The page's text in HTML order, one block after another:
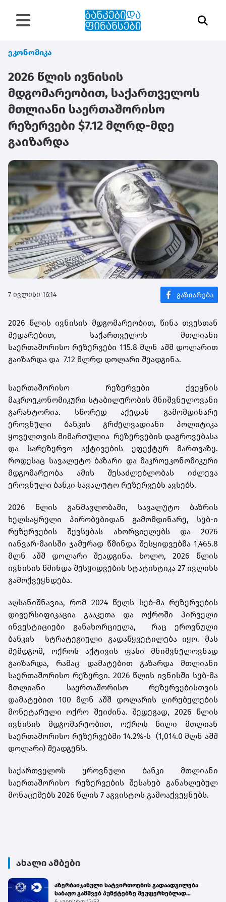
ეკონომიკა
2026 წლის ივნისის
მდგომარეობით, საქართველოს
მთლიანი საერთაშორისო
რეზერვები $7.12 მლრდ-მდე
გაიზარდა
7 ივლისი 16:14
2026 წლის ივნისის მდგომარეობით, წინა თვესთან
შედარებით, საქართველოს მთლიანი
საერთაშორისო რეზერვები 115.8 მლნ აშშ დოლარით
გაიზარდა და 7.12 მლრდ დოლარი შეადგინა.
საერთაშორისო რეზერვები ქვეყნის
მაკროეკონომიკური სტაბილურობის მნიშვნელოვანი
გარანტორია. სწორედ აქედან გამომდინარე
ეროვნული ბანკის გრძელვადიანი პოლიტიკა
ყოველთვის მიმართულია რეზერვების დაგროვებასა
და სარეზერვო აქტივების ეფექტურ მართვაზე.
როდესაც სავალუტო ბაზარი და მაკროეკონომიკური
მდგომარეობა ამის შესაძლებლობას იძლევა
ეროვნული ბანკი სავალუტო რეზერვებს ავსებს.
2026 წლის განმავლობაში, სავალუტო ბაზრის
ხელსაყრელი პირობებიდან გამომდინარე, სებ-ი
რეზერვების შევსებას ახორციელებს და 2026
იანვარ-მაისში ჯამურად წმინდა შესყიდვებმა 1,465.8
მლნ აშშ დოლარი შეადგინა. ხოლო, 2026 წლის
ივნისის წმინდა შესყიდვების სტატისტიკა 27 ივლისს
გამოქვეყნდება.
აღსანიშნავია, რომ 2024 წელს სებ-მა რეზერვების
დივერსიფიკაცია გააკეთა და ოქროში პირველი
ინვესტიციები განახორციელა, რაც ეროვნული
ბანკის სტრატეგიული გადაწყვეტილება იყო. მას
შემდგომ, ოქროს აქტივის ფასი მნიშვნელოვნად
გაიზარდა, რამაც დამატებით გაზარდა მთლიანი
საერთაშორისო რეზერვი. 2026 წლის ივნისში სებ-მა
მთლიანი საერთაშორისო რეზერვებისთვის
დამატებით 100 მლნ აშშ დოლარის ღირებულების
მონეტარული ოქრო შეიძინა. შედეგად, 2026 წლის
ივნისის მდგომარეობით, ოქროს წილი მთლიან
საერთაშორისო რეზერვებში 14.2%-ს (1,014.0 მლნ აშშ
დოლარი) შეადგენს.
საქართველოს ეროვნული ბანკი მთლიანი
საერთაშორისო რეზერვების შესახებ განახლებულ
მონაცემებს 2026 წლის 7 აგვისტოს გამოაქვეყნებს.
ახალი ამბები
აზერბაიჯანული სატვირთოების გადაადგილება
საბაჟო გამშვებ პუნქტებზე შეუფერხებლად